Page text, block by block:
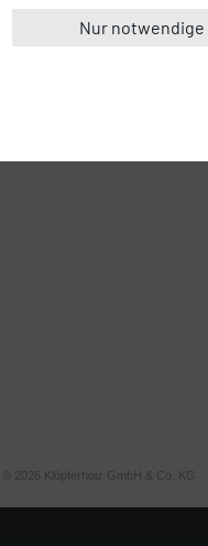
Nur
© 2026 Klöpferholz GmbH & Co. KG